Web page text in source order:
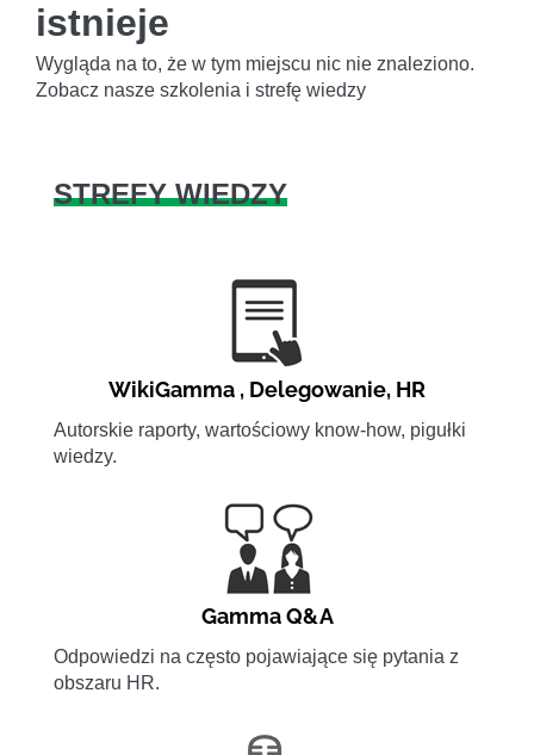
istnieje
Wygląda na to, że w tym miejscu nic nie znaleziono.
Zobacz nasze szkolenia i strefę wiedzy
STREFY WIEDZY
WikiGamma , Delegowanie, HR
Autorskie raporty, wartościowy know-how, pigułki
wiedzy.
Gamma Q&A
Odpowiedzi na często pojawiające się pytania z
obszaru HR.